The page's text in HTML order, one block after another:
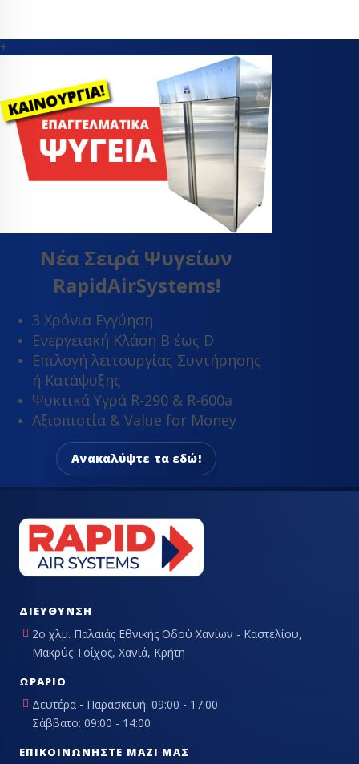
+
Νέα Σειρά Ψυγείων
RapidAirSystems!
3 Χρόνια Εγγύηση
Ενεργειακή Κλάση Β έως D
Επιλογή λειτουργίας Συντήρησης
ή Κατάψυξης
Ψυκτικά Υγρά R-290 & R-600a
Αξιοπιστία & Value for Money
Ανακαλύψτε τα εδώ!
ΔΙΕΎΘΥΝΣΗ
2ο χλμ. Παλαιάς Εθνικής Οδού Χανίων - Καστελίου,
Μακρύς Τοίχος, Χανιά, Κρήτη
ΩΡΆΡΙΟ
Δευτέρα - Παρασκευή: 09:00 - 17:00
Σάββατο: 09:00 - 14:00
ΕΠΙΚΟΙΝΩΝΉΣΤΕ ΜΑΖΊ ΜΑΣ